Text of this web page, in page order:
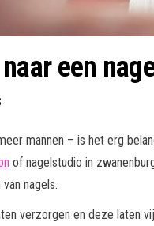
een
mannen – is het erg
of nagelstudio in
nagels.
verzorgen en deze laten